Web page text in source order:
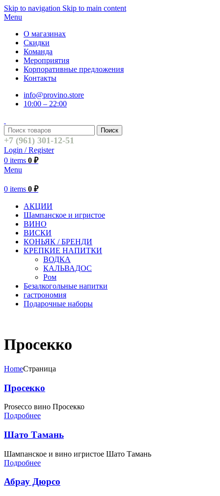
Skip to navigation Skip to main content
Menu
О магазинах
Скидки
Команда
Мероприятия
Корпоративные предложения
Контакты
info@provino.store
10:00 – 22:00
Поиск
+7 (961) 301-12-51
Login / Register
0 items 0 ₽
Menu
0 items 0 ₽
АКЦИИ
Шампанское и игристое
ВИНО
ВИСКИ
КОНЬЯК / БРЕНДИ
КРЕПКИЕ НАПИТКИ
ВОДКА
КАЛЬВАДОС
Ром
Безалкогольные напитки
гастрономия
Подарочные наборы
Просекко
HomeСтраница
Просекко
Prosecco вино Просекко
Подробнее
Шато Тамань
Шампанское и вино игристое Шато Тамань
Подробнее
Абрау Дюрсо